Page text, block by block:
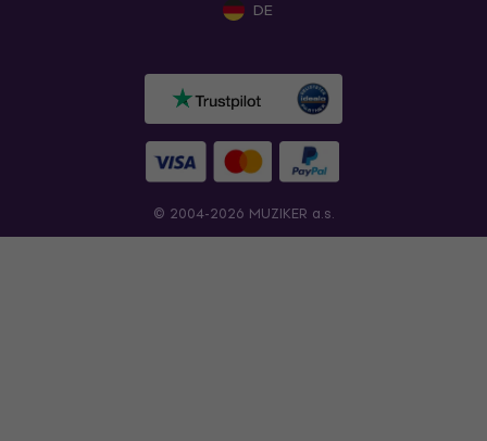
DE
© 2004-2026 MUZIKER a.s.